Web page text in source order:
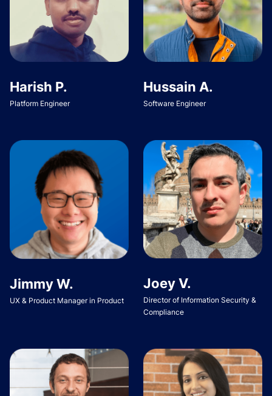
Harish P.
Platform Engineer
Hussain A.
Software Engineer
Jimmy W.
UX & Product Manager in Product
Joey V.
Director of Information Security &
Compliance